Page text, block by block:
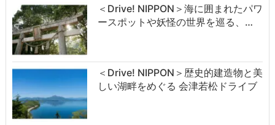
＜Drive! NIPPON＞海に囲まれたパワ
ースポットや妖怪の世界を巡る、…
＜Drive! NIPPON＞歴史的建造物と美
しい湖畔をめぐる 会津若松ドライブ